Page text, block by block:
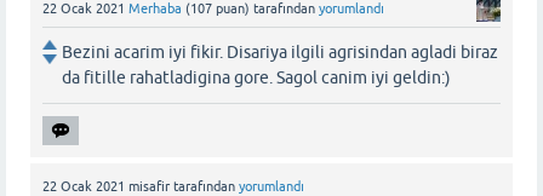
22 Ocak 2021 Merhaba (107 puan) tarafından yorumlandı
Bezini acarim iyi fikir. Disariya ilgili agrisindan agladi biraz
da fitille rahatladigina gore. Sagol canim iyi geldin:)
22 Ocak 2021 misafir tarafından yorumlandı